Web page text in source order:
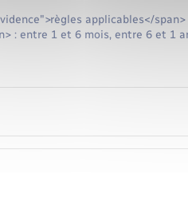
applicables</
: entre 1 et 6 mois, entre 6 et 1